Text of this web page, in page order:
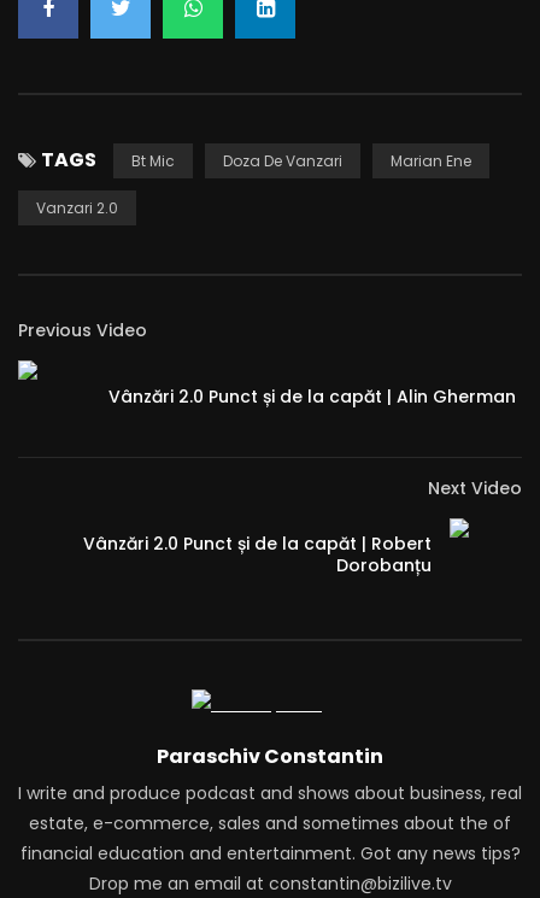
TAGS Bt Mic Doza De Vanzari Marian Ene
Vanzari 2.0
Previous Video
Vânzări 2.0 Punct și de la capăt | Alin Gherman
Next Video
Vânzări 2.0 Punct și de la capăt | Robert
Dorobanțu
Paraschiv Constantin
I write and produce podcast and shows about business, real
estate, e-commerce, sales and sometimes about the of
financial education and entertainment. Got any news tips?
Drop me an email at constantin@bizilive.tv